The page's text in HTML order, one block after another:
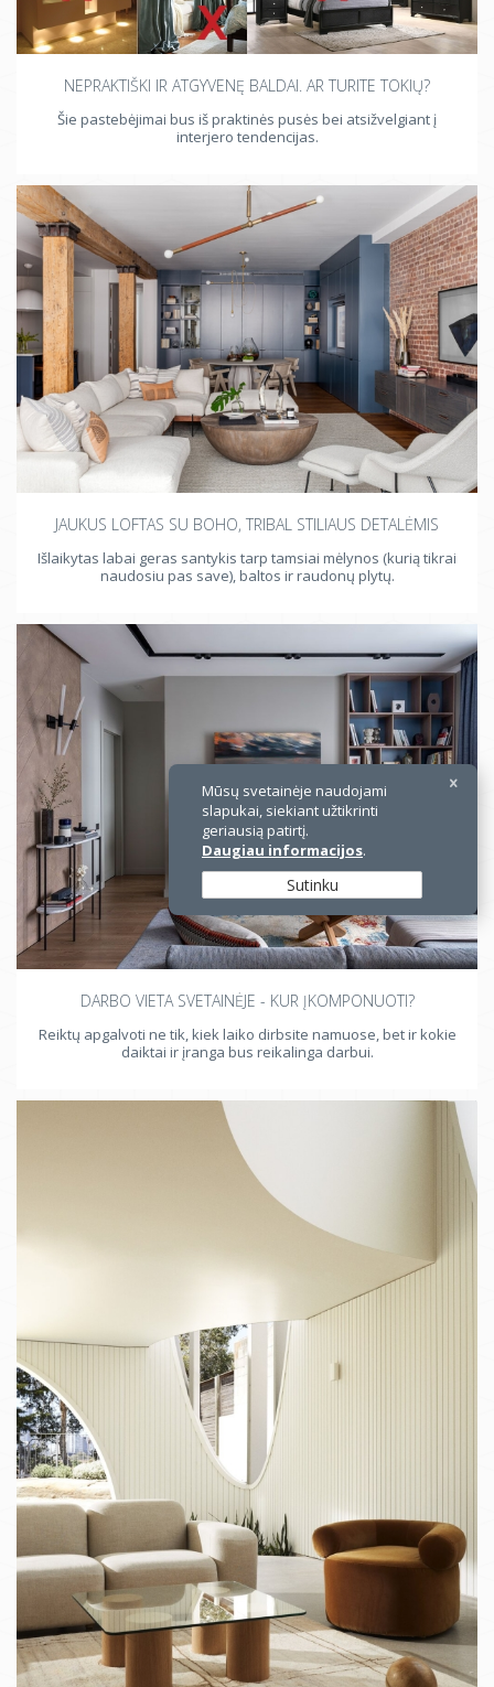
NEPRAKTIŠKI IR ATGYVENĘ BALDAI. AR TURITE TOKIŲ?
Šie pastebėjimai bus iš praktinės pusės bei atsižvelgiant į
interjero tendencijas.
JAUKUS LOFTAS SU BOHO, TRIBAL STILIAUS DETALĖMIS
Išlaikytas labai geras santykis tarp tamsiai mėlynos (kurią tikrai
naudosiu pas save), baltos ir raudonų plytų.
DARBO VIETA SVETAINĖJE - KUR ĮKOMPONUOTI?
Reiktų apgalvoti ne tik, kiek laiko dirbsite namuose, bet ir kokie
daiktai ir įranga bus reikalinga darbui.
Mūsų svetainėje naudojami
slapukai, siekiant užtikrinti
geriausią patirtį.
Daugiau informacijos.
Sutinku